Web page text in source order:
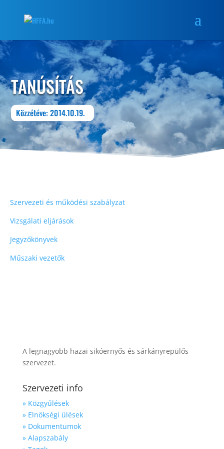
TANÚSÍTÁS
Közzétéve: 2014.10.19.
Szervezeti és működési szabályzat
Vizsgálati eljárások
Jegyzőkönyvek
Műszaki vezetők
A legnagyobb hazai sikóernyős és sárkányrepülős
szervezet.
Szervezeti info
» Közgyűlések
» Elnökségi ülések
» Dokumentumok
» Alapszabály